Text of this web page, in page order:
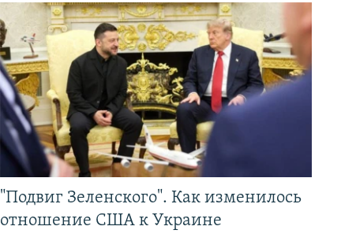
"Подвиг Зеленского". Как изменилось
отношение США к Украине